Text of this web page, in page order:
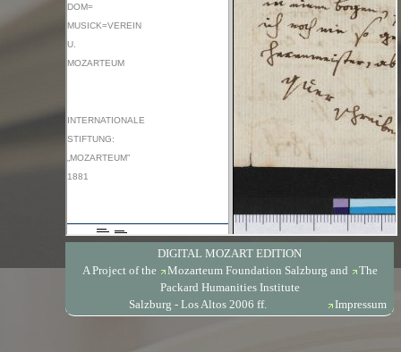
DIGITAL MOZART EDITION
A Project of the
Mozarteum Foundation Salzburg and
The
Packard Humanities Institute
Salzburg - Los Altos 2006 ff.
Impressum